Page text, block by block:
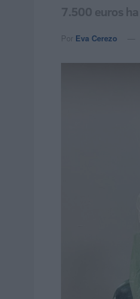
7.500 euros
Por Eva Cerezo